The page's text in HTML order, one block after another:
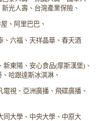
光人壽、台灣產業保險、
、阿里巴巴、
、六福、天祥晶華、春天酒
東陽、安心食品(摩斯漢堡)、
哈跟達斯冰淇淋、
視、亞洲廣播、飛碟廣播、
同大學、中央大學、中原大